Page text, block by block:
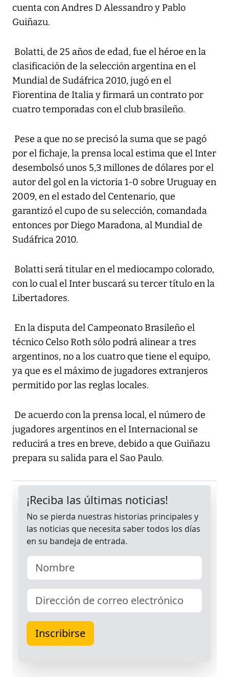
cuenta con Andres D Alessandro y Pablo
Guiñazu.
Bolatti, de 25 años de edad, fue el héroe en la
clasificación de la selección argentina en el
Mundial de Sudáfrica 2010, jugó en el
Fiorentina de Italia y firmará un contrato por
cuatro temporadas con el club brasileño.
Pese a que no se precisó la suma que se pagó
por el fichaje, la prensa local estima que el Inter
desembolsó unos 5,3 millones de dólares por el
autor del gol en la victoria 1-0 sobre Uruguay en
2009, en el estado del Centenario, que
garantizó el cupo de su selección, comandada
entonces por Diego Maradona, al Mundial de
Sudáfrica 2010.
Bolatti será titular en el mediocampo colorado,
con lo cual el Inter buscará su tercer título en la
Libertadores.
En la disputa del Campeonato Brasileño el
técnico Celso Roth sólo podrá alinear a tres
argentinos, no a los cuatro que tiene el equipo,
ya que es el máximo de jugadores extranjeros
permitido por las reglas locales.
De acuerdo con la prensa local, el número de
jugadores argentinos en el Internacional se
reducirá a tres en breve, debido a que Guiñazu
prepara su salida para el Sao Paulo.